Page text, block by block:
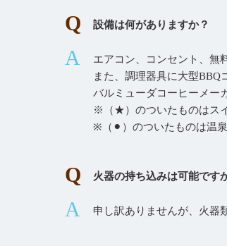
設備は何がありますか？
エアコン、コンセント、無
また、調理器具に大型BBQ
バルミューダコーヒーメー
※（★）のついたものはス
※（⚫︎）のついたものは温
火器の持ち込みは可能です
申し訳ありませんが、火器